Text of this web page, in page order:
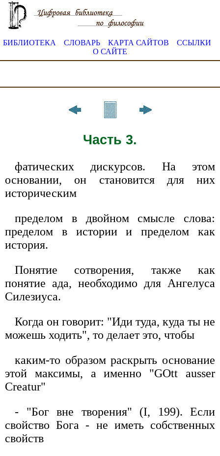
БИБЛИОТЕКА СЛОВАРЬ КАРТА САЙТОВ
ССЫЛКИ
О САЙТЕ
Часть 3.
фатических дискурсов. На этом
основании, он становится для них
историческим
пределом в двойном смысле слова:
пределом в истории и пределом как
история.
Понятие сотворения, также как
понятие ада, необходимо для Ангелуса
Силезиуса.
Когда он говорит: "Иди туда, куда ты не
можешь ходить", то делает это, чтобы
каким-то образом раскрыть основание
этой максимы, а именно "GOtt ausser
Creatur"
- "Бог вне творения" (I, 199). Если
свойство Бога - не иметь собственных
свойств